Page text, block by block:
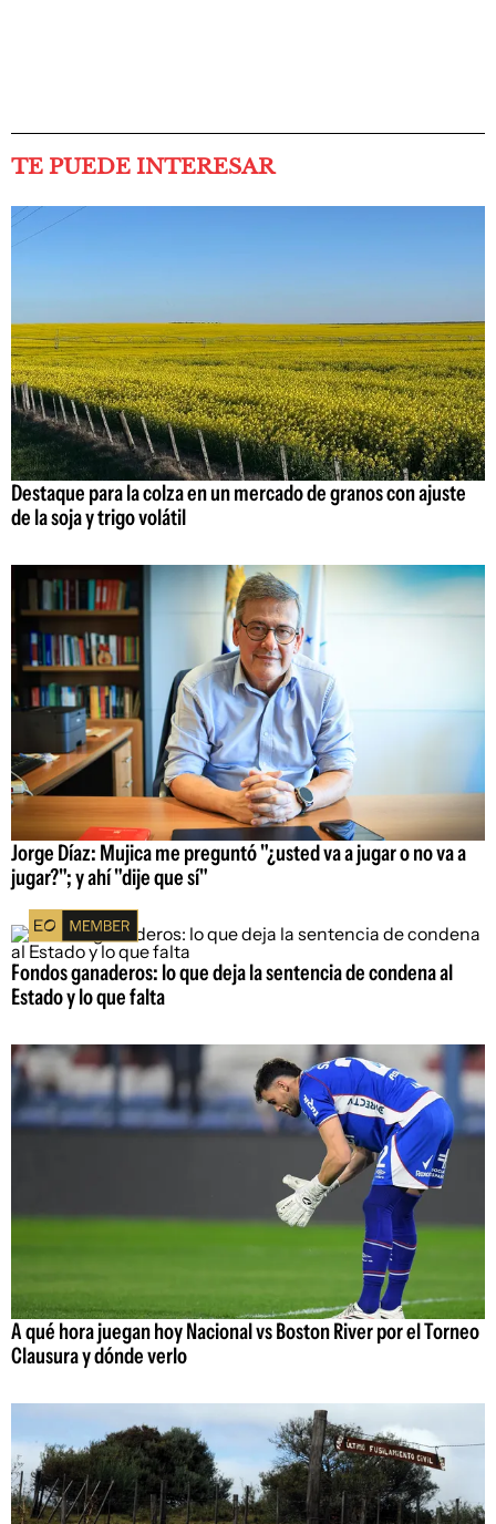
TE PUEDE INTERESAR
Destaque para la colza en un mercado de granos con ajuste
de la soja y trigo volátil
Jorge Díaz: Mujica me preguntó "¿usted va a jugar o no va a
jugar?"; y ahí "dije que sí"
Fondos ganaderos: lo que deja la sentencia de condena al
Estado y lo que falta
A qué hora juegan hoy Nacional vs Boston River por el Torneo
Clausura y dónde verlo